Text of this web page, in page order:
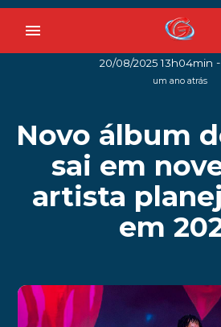
menu
20/08/2025 13h04min -
um ano atrás
Novo álbum
sai em
artista
em